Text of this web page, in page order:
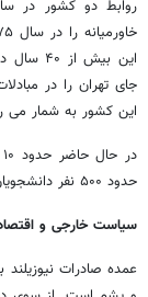
این
جای تهران را در
این کشور به شمار می
حدود ۵۰۰ نفر دانشجویان ایرانی هستند که در این کشور مشغول تحصیل هستند.
سیاست خارجی و
عمده صادرات